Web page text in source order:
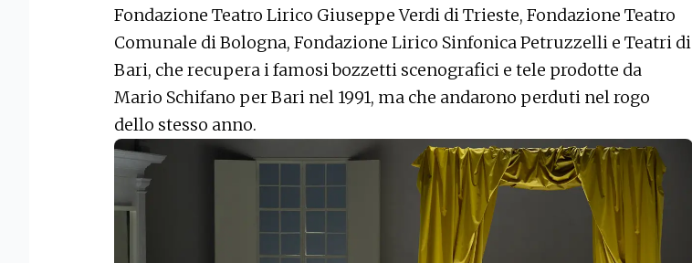
Fondazione Teatro Lirico Giuseppe Verdi di Trieste, Fondazione Teatro
Comunale di Bologna, Fondazione Lirico Sinfonica Petruzzelli e Teatri di
Bari, che recupera i famosi bozzetti scenografici e tele prodotte da
Mario Schifano per Bari nel 1991, ma che andarono perduti nel rogo
dello stesso anno.